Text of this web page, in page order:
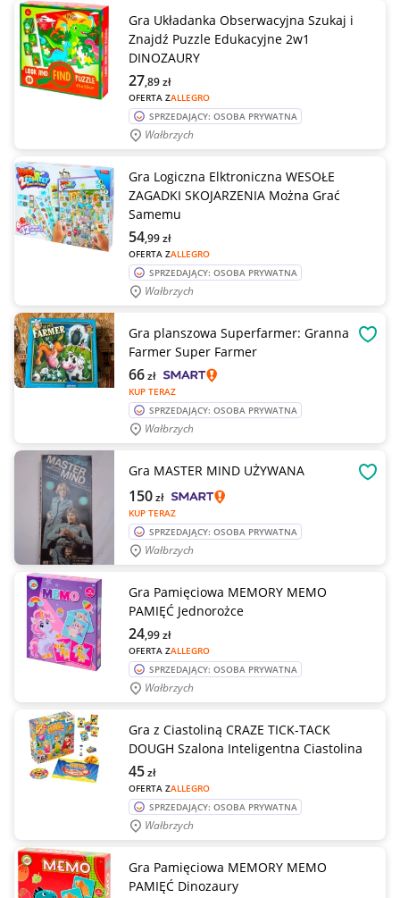
Gra Układanka Obserwacyjna Szukaj i
Znajdź Puzzle Edukacyjne 2w1
DINOZAURY
OFERTA ZALLEGRO
27,89zł
SPRZEDAJĄCY: OSOBA PRYWATNA
Wałbrzych
Gra Logiczna Elktroniczna WESOŁE
ZAGADKI SKOJARZENIA Można Grać
Samemu
OFERTA ZALLEGRO
54,99zł
SPRZEDAJĄCY: OSOBA PRYWATNA
Wałbrzych
Gra planszowa Superfarmer: Granna
Farmer Super Farmer
KUP TERAZ
66zł
SPRZEDAJĄCY: OSOBA PRYWATNA
Wałbrzych
Gra MASTER MIND UŻYWANA
KUP TERAZ
150zł
SPRZEDAJĄCY: OSOBA PRYWATNA
Wałbrzych
Gra Pamięciowa MEMORY MEMO
PAMIĘĆ Jednorożce
OFERTA ZALLEGRO
24,99zł
SPRZEDAJĄCY: OSOBA PRYWATNA
Wałbrzych
Gra z Ciastoliną CRAZE TICK-TACK
DOUGH Szalona Inteligentna Ciastolina
OFERTA ZALLEGRO
45zł
SPRZEDAJĄCY: OSOBA PRYWATNA
Wałbrzych
Gra Pamięciowa MEMORY MEMO
PAMIĘĆ Dinozaury